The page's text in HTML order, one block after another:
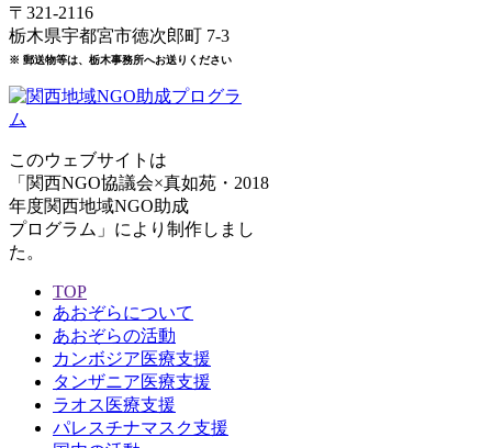
〒321-2116
栃木県宇都宮市徳次郎町 7-3
※ 郵送物等は、栃木事務所へお送りください
このウェブサイトは
「関西NGO協議会×真如苑・2018
年度関西地域NGO助成
プログラム」により制作しまし
た。
TOP
あおぞらについて
あおぞらの活動
カンボジア医療支援
タンザニア医療支援
ラオス医療支援
パレスチナマスク支援